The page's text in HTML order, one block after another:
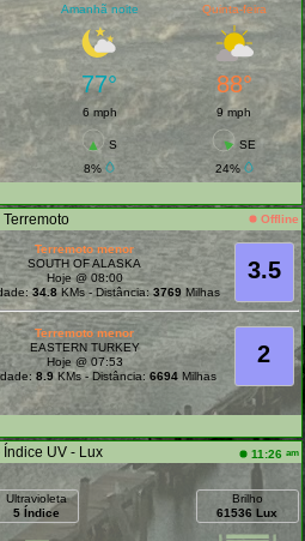
Amanhã noite Quinta-feira
77° 88°
6 mph 9 mph
S
SE
8%
24%
Terremoto Offline
3.5
Terremoto menor
SOUTH OF ALASKA
Hoje @ 08:00
34.8KMs - Distância:3769 Milhas
2
Terremoto menor
EASTERN TURKEY
Hoje @ 07:53
8.9KMs - Distância: 6694Milhas
Índice UV - Lux 11:26 am
Ultravioleta
5 Índice
Brilho
61536 Lux